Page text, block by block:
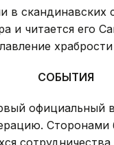
в скандинавских
и читается его
СОБЫТИЯ
официальный
Сторонами